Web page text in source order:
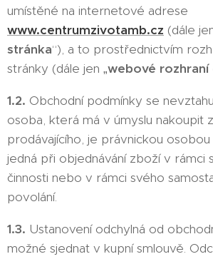
umístěné na internetové adrese
www.centrumzivotamb.cz (dále
stránka“), a to prostřednictvím
stránky (dále jen „webové rozhraní
1.2. Obchodní podmínky se
osoba, která má v úmyslu nakoupit
prodávajícího, je právnickou
jedná při objednávání zboží v rámci
činnosti nebo v rámci svého
povolání.
1.3. Ustanovení odchylná od
možné sjednat v kupní smlouvě.